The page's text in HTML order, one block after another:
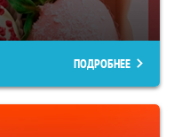
ПОДРОБНЕЕ